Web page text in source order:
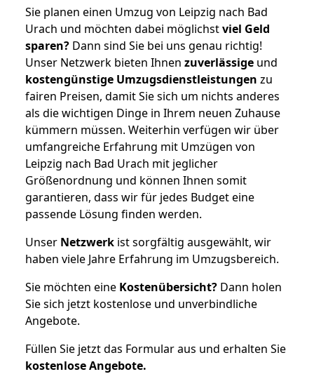
Sie planen einen Umzug von Leipzig nach Bad
Urach und möchten dabei möglichstviel Geld
sparen? Dann sind Sie bei uns genau richtig!
Unser Netzwerk bieten Ihnen zuverlässige und
kostengünstige Umzugsdienstleistungen zu
fairen Preisen, damit Sie sich um nichts anderes
als die wichtigen Dinge in Ihrem neuen Zuhause
kümmern müssen. Weiterhin verfügen wir über
umfangreiche Erfahrung mit Umzügen von
Leipzig nach Bad Urach mit jeglicher
Größenordnung und können Ihnen somit
garantieren, dass wir für jedes Budget eine
passende Lösung finden werden.
Unser Netzwerk ist sorgfältig ausgewählt, wir
haben viele Jahre Erfahrung im Umzugsbereich.
Sie möchten eine Kostenübersicht? Dann holen
Sie sich jetzt kostenlose und unverbindliche
Angebote.
Füllen Sie jetzt das Formular aus und erhalten Sie
kostenloseAngebote.